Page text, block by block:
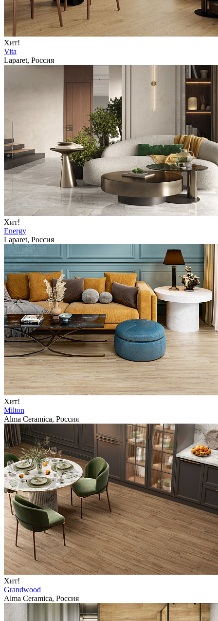
Хит!
Vita
Laparet, Россия
Хит!
Energy
Laparet, Россия
Хит!
Milton
Alma Ceramica, Россия
Хит!
Grandwood
Alma Ceramica, Россия